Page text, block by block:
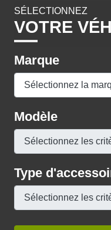
SÉLECTIONNEZ
VOTRE
Marque
Modèle
Type